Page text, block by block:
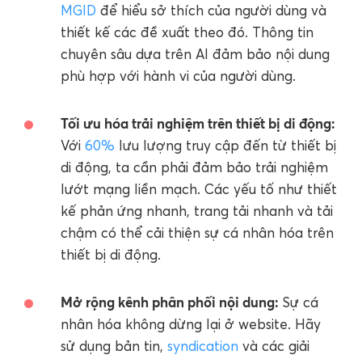
MGID để hiểu sở thích của người dùng và
thiết kế các đề xuất theo đó. Thông tin
chuyên sâu dựa trên AI đảm bảo nội dung
phù hợp với hành vi của người dùng.
Tối ưu hóa trải nghiệm trên thiết bị di động:
Với 60% lưu lượng truy cập đến từ thiết bị
di động, ta cần phải đảm bảo trải nghiệm
lướt mạng liền mạch. Các yếu tố như thiết
kế phản ứng nhanh, trang tải nhanh và tải
chậm có thể cải thiện sự cá nhân hóa trên
thiết bị di động.
Mở rộng kênh phân phối nội dung: Sự cá
nhân hóa không dừng lại ở website. Hãy
sử dụng bản tin, syndication và các giải